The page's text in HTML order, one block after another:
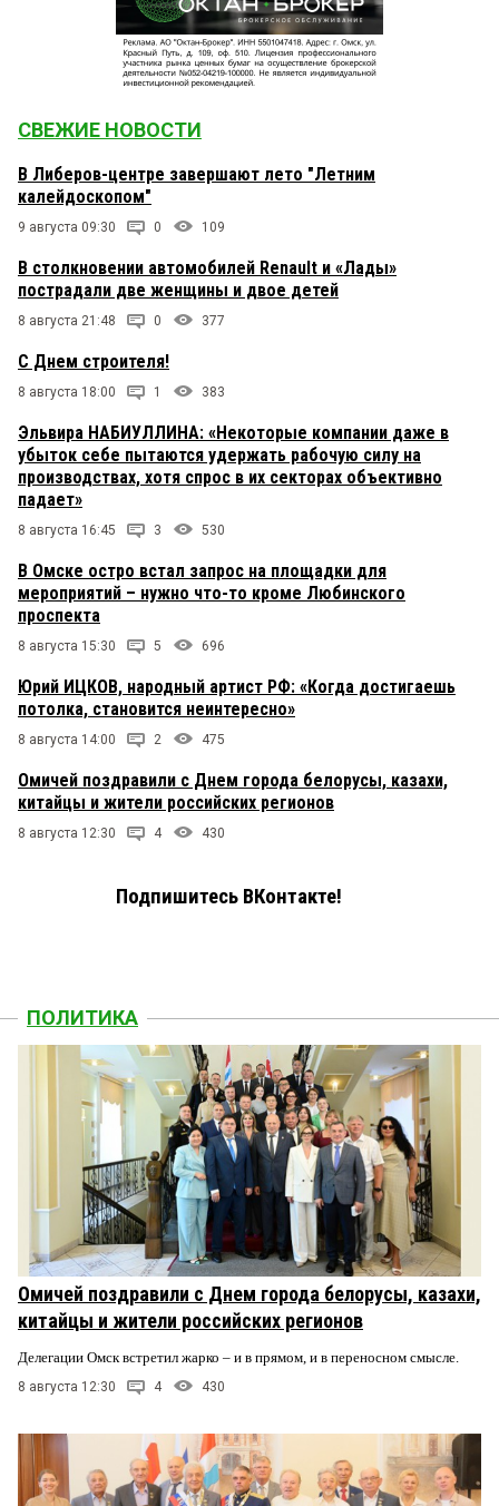
СВЕЖИЕ НОВОСТИ
В Либеров-центре завершают лето "Летним
калейдоскопом"
9 августа 09:30 0 109
В столкновении автомобилей Renault и «Лады»
пострадали две женщины и двое детей
8 августа 21:48 0 377
С Днем строителя!
8 августа 18:00 1 383
Эльвира НАБИУЛЛИНА: «Некоторые компании даже в
убыток себе пытаются удержать рабочую силу на
производствах, хотя спрос в их секторах объективно
падает»
8 августа 16:45 3 530
В Омске остро встал запрос на площадки для
мероприятий – нужно что-то кроме Любинского
проспекта
8 августа 15:30 5 696
Юрий ИЦКОВ, народный артист РФ: «Когда достигаешь
потолка, становится неинтересно»
8 августа 14:00 2 475
Омичей поздравили с Днем города белорусы, казахи,
китайцы и жители российских регионов
8 августа 12:30 4 430
Подпишитесь ВКонтакте!
ПОЛИТИКА
Омичей поздравили с Днем города белорусы, казахи,
китайцы и жители российских регионов
Делегации Омск встретил жарко – и в прямом, и в переносном смысле.
8 августа 12:30 4 430